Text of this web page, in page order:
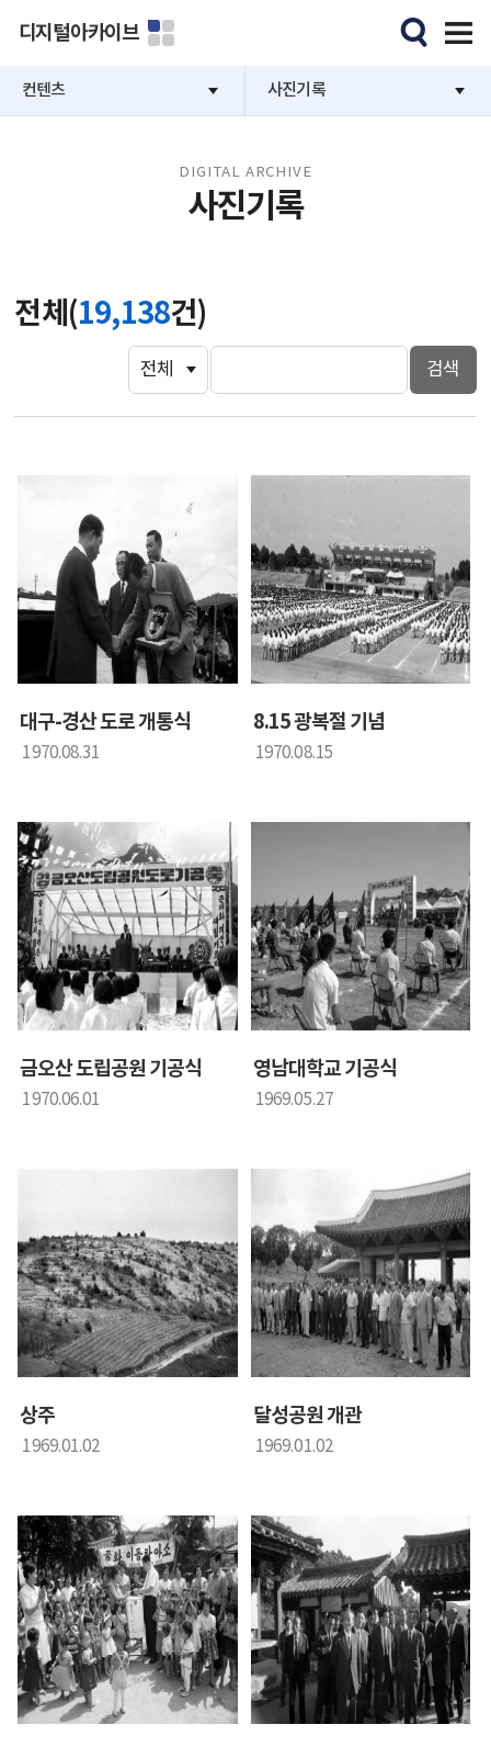
디지털아카이브
컨텐츠 사진기록
DIGITAL ARCHIVE
사진기록
전체(19,138건)
검색
대구-경산 도로 개통식
1970.08.31
8.15 광복절 기념
1970.08.15
금오산 도립공원 기공식
1970.06.01
영남대학교 기공식
1969.05.27
상주
1969.01.02
달성공원 개관
1969.01.02